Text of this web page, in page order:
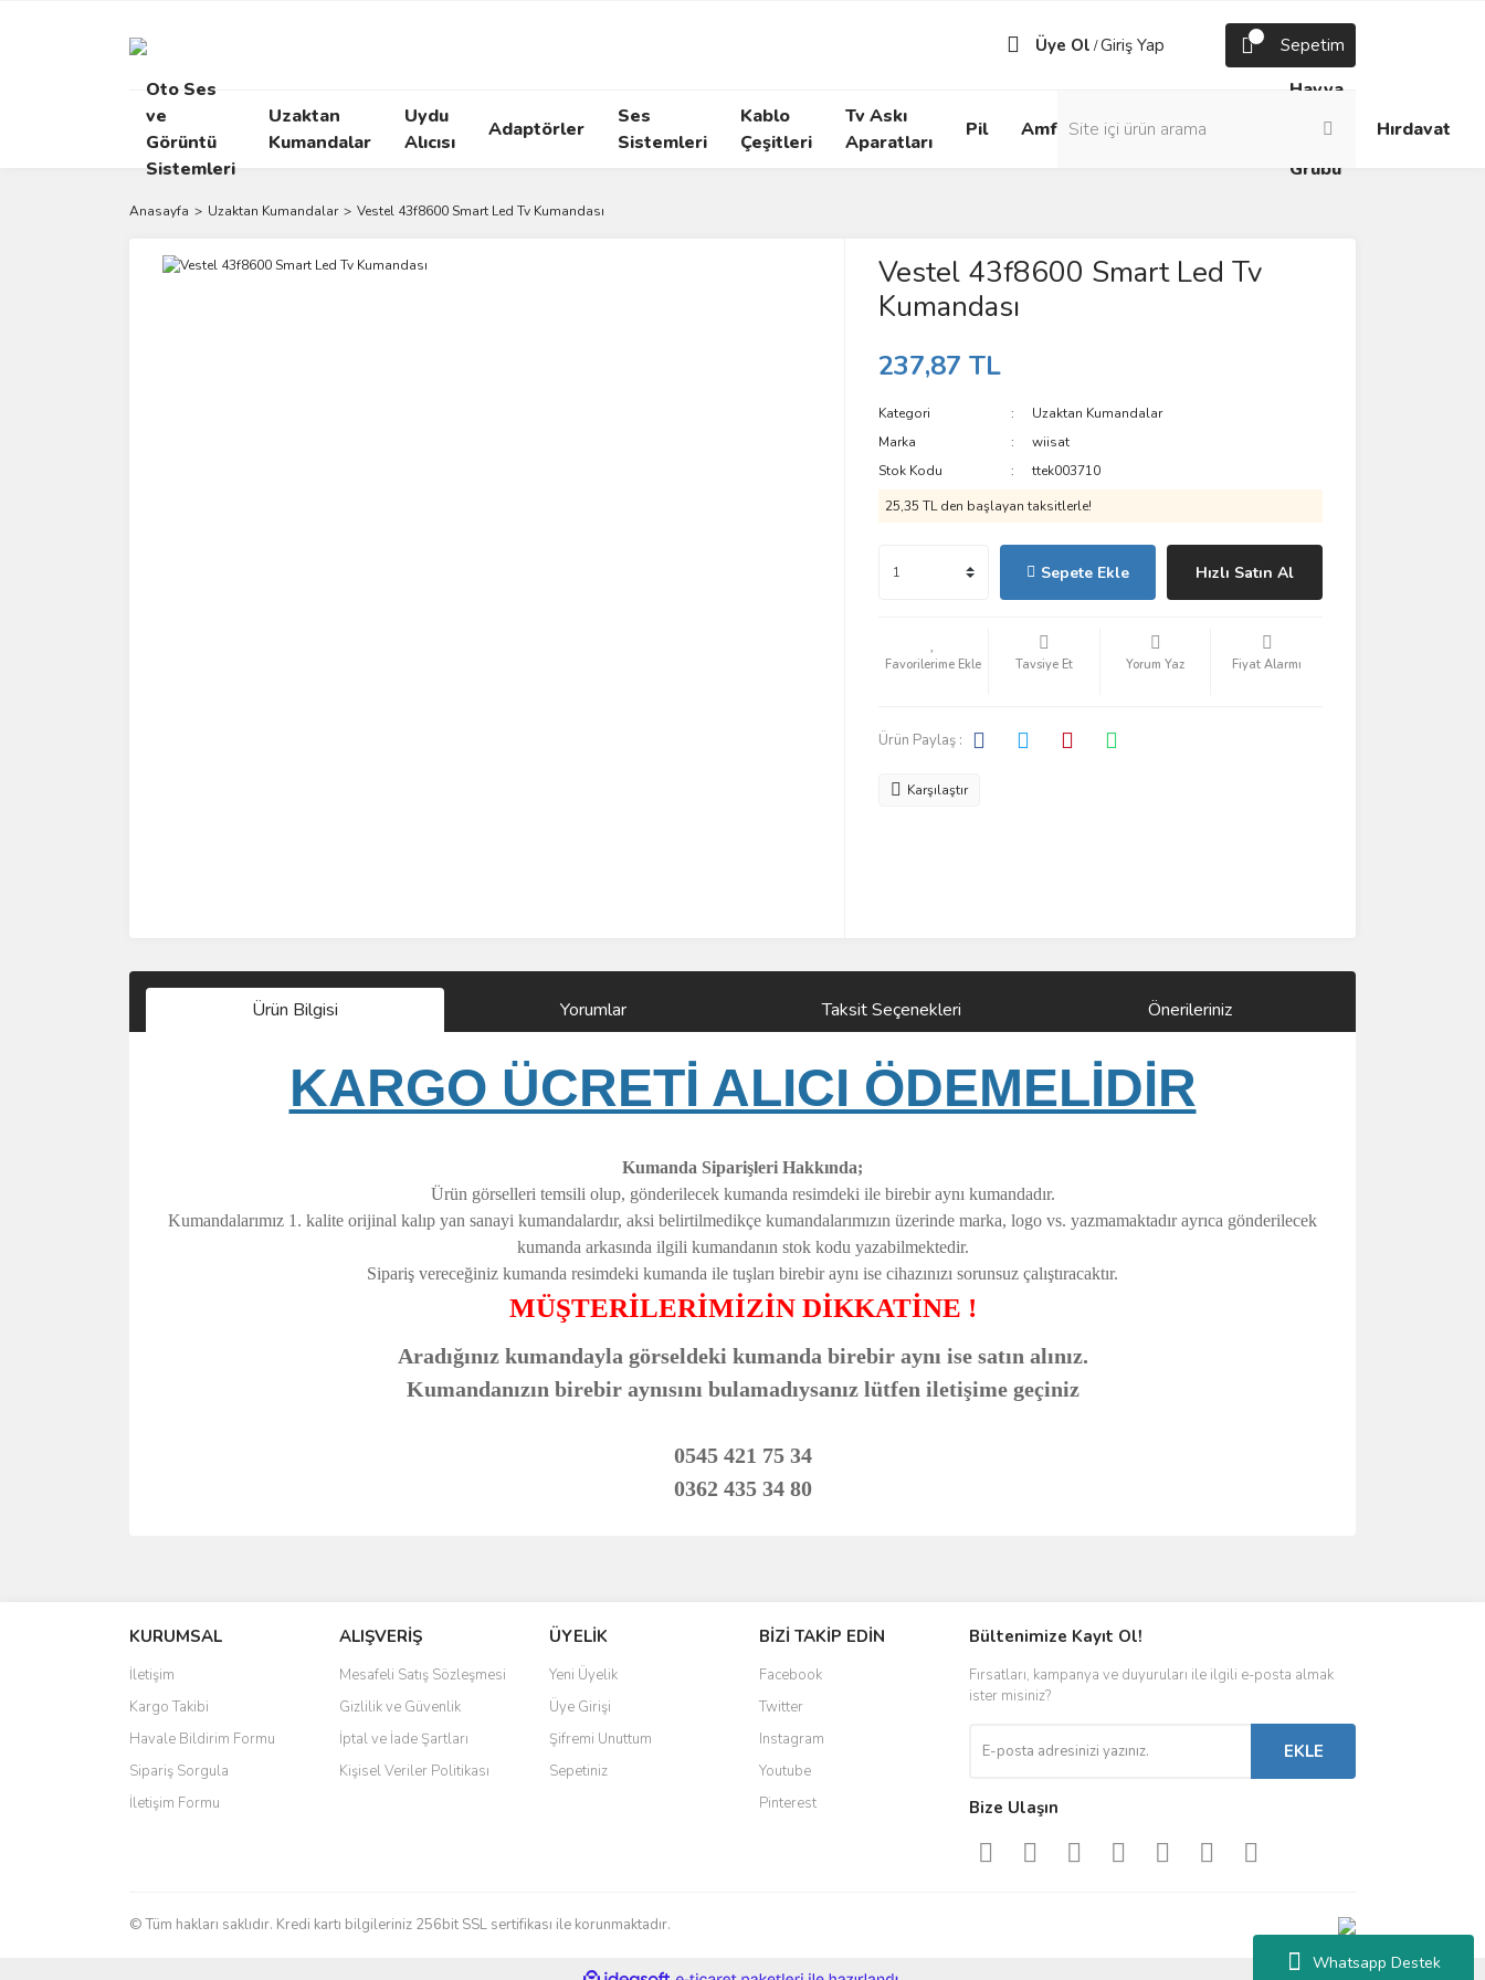
Whatsapp Destek
Üye Ol /Giriş Yap Sepetim
Oto Ses
ve
Görüntü
Sistemleri
Uzaktan
Kumandalar
Uydu
Alıcısı
Adaptörler
Ses
Sistemleri
Kablo
Çeşitleri
Tv Askı
Aparatları
Pil Amfi
Box
Prizler
Havya
Lehim
Grubu
Hırdavat
Anasayfa Uzaktan Kumandalar Vestel 43f8600 Smart Led Tv Kumandası
Vestel 43f8600 Smart Led Tv
Kumandası
237,87 TL
Kategori
Uzaktan Kumandalar
Marka
wiisat
Stok Kodu
ttek003710
25,35 TL den başlayan taksitlerle!
Sepete Ekle Hızlı Satın Al
Tavsiye Et Yorum Yaz Fiyat Alarmı
Ürün Paylaş :
Karşılaştır
Ürün Bilgisi Yorumlar Taksit Seçenekleri Önerileriniz
KARGO ÜCRETİ ALICI ÖDEMELİDİR
Kumanda Siparişleri Hakkında;
Ürün görselleri temsili olup, gönderilecek kumanda resimdeki ile birebir aynı kumandadır.
Kumandalarımız 1. kalite orijinal kalıp yan sanayi kumandalardır, aksi belirtilmedikçe kumandalarımızın üzerinde marka, logo vs. yazmamaktadır ayrıca gönderilecek
kumanda arkasında ilgili kumandanın stok kodu yazabilmektedir.
Sipariş vereceğiniz kumanda resimdeki kumanda ile tuşları birebir aynı ise cihazınızı sorunsuz çalıştıracaktır.
MÜŞTERİLERİMİZİN DİKKATİNE !
Aradığınız kumandayla görseldeki kumanda birebir aynı ise satın alınız.
Kumandanızın birebir aynısını bulamadıysanız lütfen iletişime geçiniz
0545 421 75 34
0362 435 34 80
Ürün resmi kalitesiz, bozuk veya görüntülenemiyor.
Ürün açıklamasında eksik bilgiler bulunuyor.
Ürün bilgilerinde hatalar bulunuyor.
Ürün fiyatı diğer sitelerden daha pahalı.
Bu ürüne benzer farklı alternatifler olmalı.
KURUMSAL
İletişim
Kargo Takibi
Havale Bildirim Formu
Sipariş Sorgula
İletişim Formu
ALIŞVERİŞ
Mesafeli Satış Sözleşmesi
Gizlilik ve Güvenlik
İptal ve İade Şartları
Kişisel Veriler Politikası
ÜYELİK
Yeni Üyelik
Üye Girişi
Şifremi Unuttum
Sepetiniz
BİZİ TAKİP EDİN
Facebook
Twitter
Instagram
Youtube
Pinterest
Bültenimize Kayıt Ol!
Fırsatları, kampanya ve duyuruları ile ilgili e-posta almak
ister misiniz?
EKLE
Bize Ulaşın
© Tüm hakları saklıdır. Kredi kartı bilgileriniz 256bit SSL sertifikası ile korunmaktadır.